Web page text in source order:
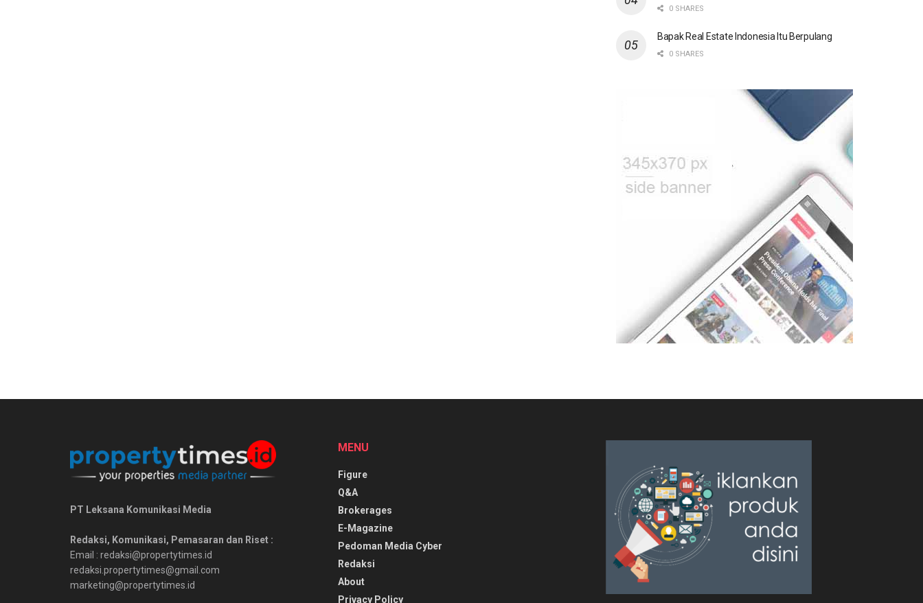
0 SHARES
Bapak Real Estate Indonesia Itu Berpulang
0 SHARES
PT Leksana Komunikasi Media
Redaksi, Komunikasi, Pemasaran dan Riset :
Email : redaksi@propertytimes.id
redaksi.propertytimes@gmail.com
marketing@propertytimes.id
MENU
Figure
Q&A
Brokerages
E-Magazine
Pedoman Media Cyber
Redaksi
About
Privacy Policy